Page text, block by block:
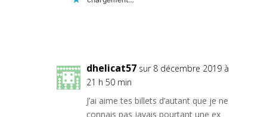
dhelicat57 sur 8 décembre 2019 à
21 h 50 min
J’ai aime tes billets d’autant que je ne
connais pas javais pourtant une ex